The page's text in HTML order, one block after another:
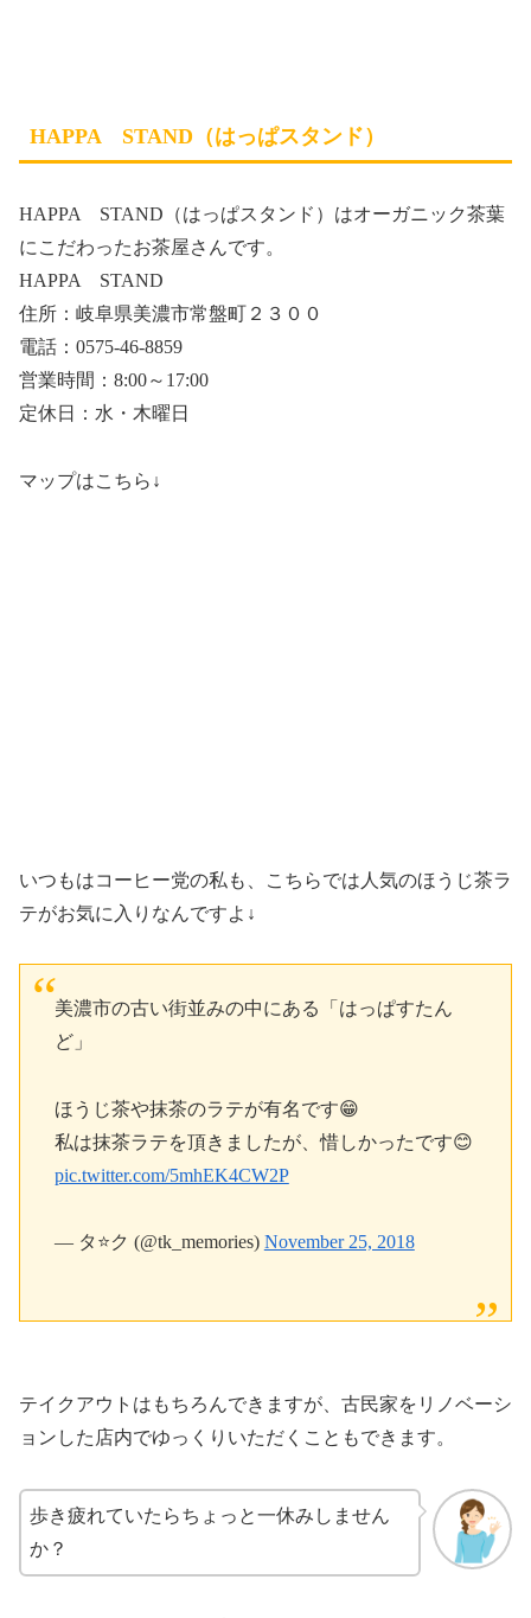
HAPPA STAND（はっぱスタンド）
HAPPA STAND（はっぱスタンド）はオーガニック茶葉
にこだわったお茶屋さんです。
HAPPA STAND
住所：岐阜県美濃市常盤町２３００
電話：0575-46-8859
営業時間：8:00～17:00
定休日：水・木曜日
マップはこちら↓
いつもはコーヒー党の私も、こちらでは人気のほうじ茶ラ
テがお気に入りなんですよ↓
美濃市の古い街並みの中にある「はっぱすたん
ど」
ほうじ茶や抹茶のラテが有名です😁
私は抹茶ラテを頂きましたが、惜しかったです😊
pic.twitter.com/5mhEK4CW2P
— タ⭐ク (@tk_memories) November 25, 2018
テイクアウトはもちろんできますが、古民家をリノベーシ
ョンした店内でゆっくりいただくこともできます。
歩き疲れていたらちょっと一休みしません
か？